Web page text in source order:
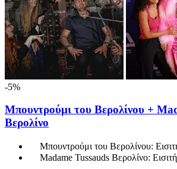
-5%
Μπουντρούμι του Βερολίνου +
Βερολίνο
Μπουντρούμι του Βερολίνου:
Madame Tussauds Βερολίνο: